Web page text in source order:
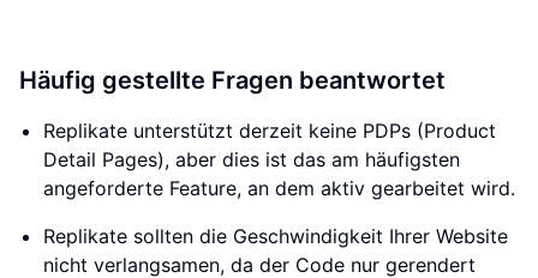
Häufig gestellte Fragen beantwortet
Replikate unterstützt derzeit keine PDPs (Product
Detail Pages), aber dies ist das am häufigsten
angeforderte Feature, an dem aktiv gearbeitet wird.
Replikate sollten die Geschwindigkeit Ihrer Website
nicht verlangsamen, da der Code nur gerendert